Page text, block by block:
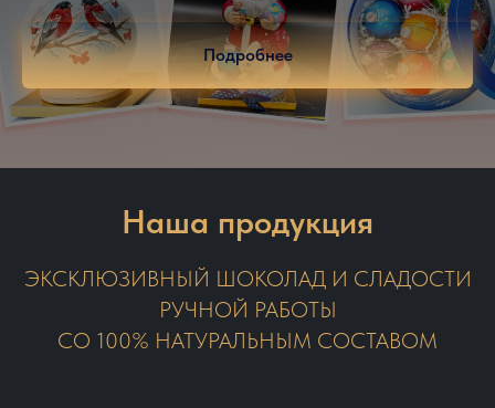
Подробнее
Наша продукция
ЭКСКЛЮЗИВНЫЙ ШОКОЛАД И СЛАДОСТИ
РУЧНОЙ РАБОТЫ
СО 100% НАТУРАЛЬНЫМ СОСТАВОМ